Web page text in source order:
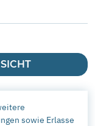
sowie Erlasse